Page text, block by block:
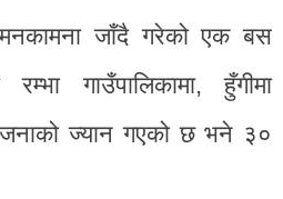
मनकामना जाँदै गरेको एक बस
गाउँपालिकामा, हुँगीमा
जनाको ज्यान गएको छ भने ३०